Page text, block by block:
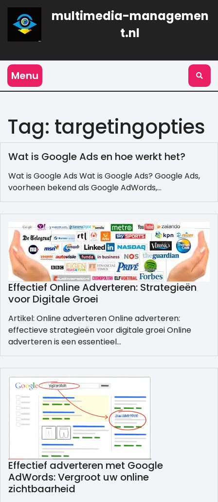
Naar
inhoud
gaan
multimedia-managemen
t.nl
Menu
Tag: targetingopties
Wat is Google Ads en hoe werkt het?
Wat is Google Ads Wat is Google Ads? Google Ads,
voorheen bekend als Google AdWords,…
Effectief Online Adverteren: Strategieën
voor Digitale Groei
Artikel: Online adverteren Online adverteren:
effectieve strategieën voor digitale groei Online
adverteren is een essentieel…
Effectief adverteren met Google
AdWords: Vergroot uw online
zichtbaarheid